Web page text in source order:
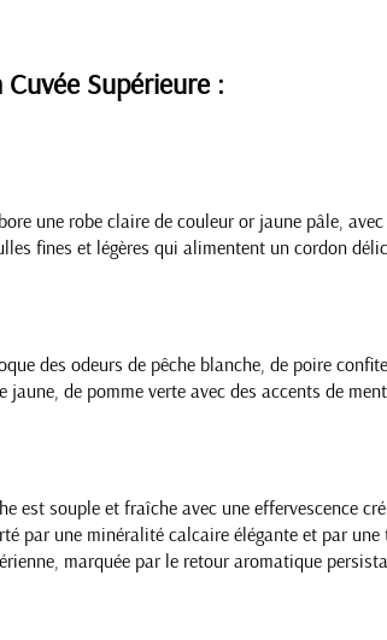
Supérieure :
une robe claire de couleur or jaune pâle,
fines et légères qui alimentent un cordon
des odeurs de pêche blanche, de poire
jaune, de pomme verte avec des accents de
est souple et fraîche avec une effervescence
par une minéralité calcaire élégante et par
marquée par le retour aromatique